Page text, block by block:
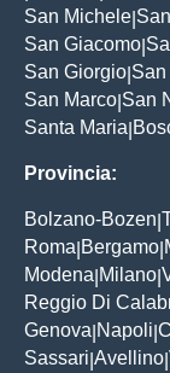
San Michele
San Giacomo
San Giorgio
San Marco San
Santa Maria
Provincia:
Bolzano-Bozen
Roma Bergamo
Modena Milano
Reggio Di
Genova Napoli
Sassari Avellino